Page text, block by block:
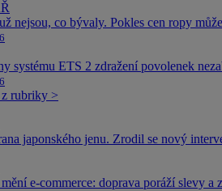
nejsou, co bývaly. Pokles cen ropy
systému ETS 2 zdražení povolenek
rubriky >
japonského jenu. Zrodil se nový
e-commerce: doprava poráží slevy a